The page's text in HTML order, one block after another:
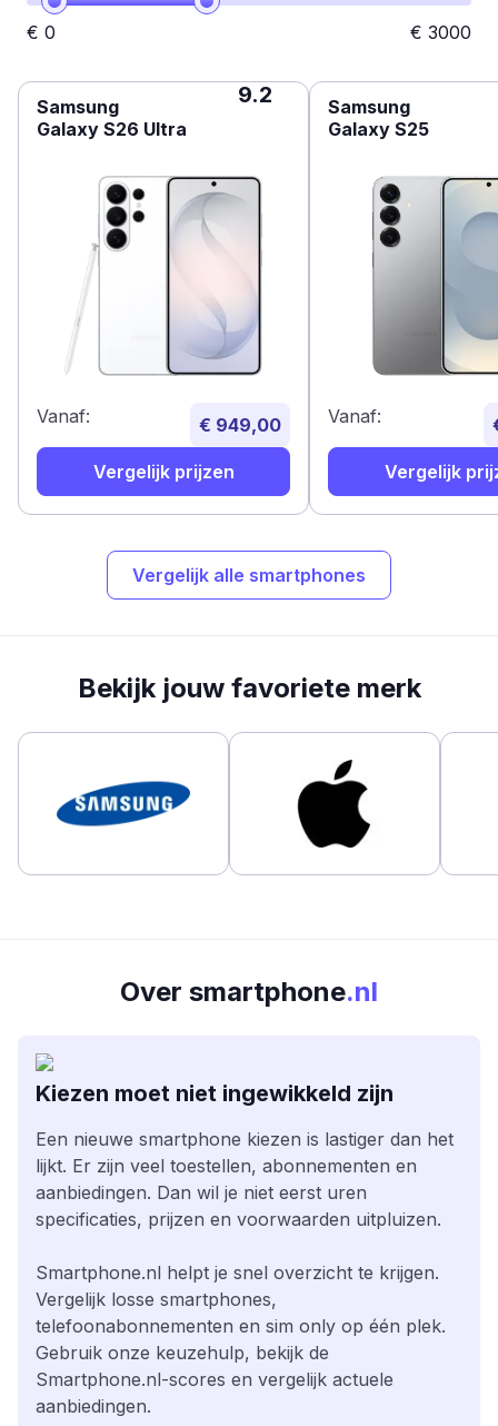
€ 0 € 3000
Samsung
Galaxy S26 Ultra
9.2
Vanaf: € 949,00
Vergelijk prijzen
Samsung
Galaxy S25
Vanaf:
Vergelijk
Vergelijk alle smartphones
Bekijk jouw favoriete merk
Over smartphone.nl
Kiezen moet niet ingewikkeld zijn
Een nieuwe smartphone kiezen is lastiger dan het
lijkt. Er zijn veel toestellen, abonnementen en
aanbiedingen. Dan wil je niet eerst uren
specificaties, prijzen en voorwaarden uitpluizen.
Smartphone.nl helpt je snel overzicht te krijgen.
Vergelijk losse smartphones,
telefoonabonnementen en sim only op één plek.
Gebruik onze keuzehulp, bekijk de
Smartphone.nl-scores en vergelijk actuele
aanbiedingen.